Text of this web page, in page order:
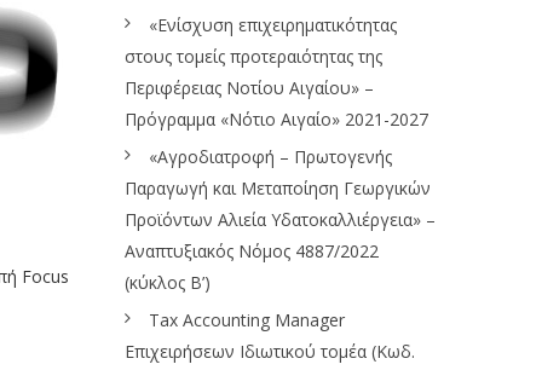
Focus
«Ενίσχυση επιχειρηματικότητας
στους τομείς προτεραιότητας της
Περιφέρειας Νοτίου Αιγαίου» –
Πρόγραμμα «Νότιο Αιγαίο» 2021-2027
«Αγροδιατροφή – Πρωτογενής
Παραγωγή και Μεταποίηση Γεωργικών
Προϊόντων Αλιεία Υδατοκαλλιέργεια» –
Αναπτυξιακός Νόμος 4887/2022
(κύκλος Β’)
Tax Accounting Manager
Επιχειρήσεων Ιδιωτικού τομέα (Κωδ.